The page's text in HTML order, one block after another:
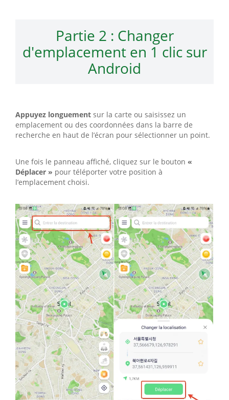
Partie 2 : Changer
d'emplacement en 1 clic sur
Android
Appuyez longuement sur la carte ou saisissez un
emplacement ou des coordonnées dans la barre de
recherche en haut de l’écran pour sélectionner un point.
Une fois le panneau affiché, cliquez sur le bouton «
Déplacer » pour téléporter votre position à
l’emplacement choisi.